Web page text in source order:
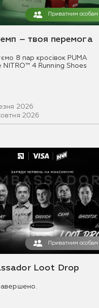
Приватним особам
– твоя перемога
8 пар кросівок PUMA
NITRO™ 4 Running Shoes
2026
2026
Приватним особам
Loot Drop